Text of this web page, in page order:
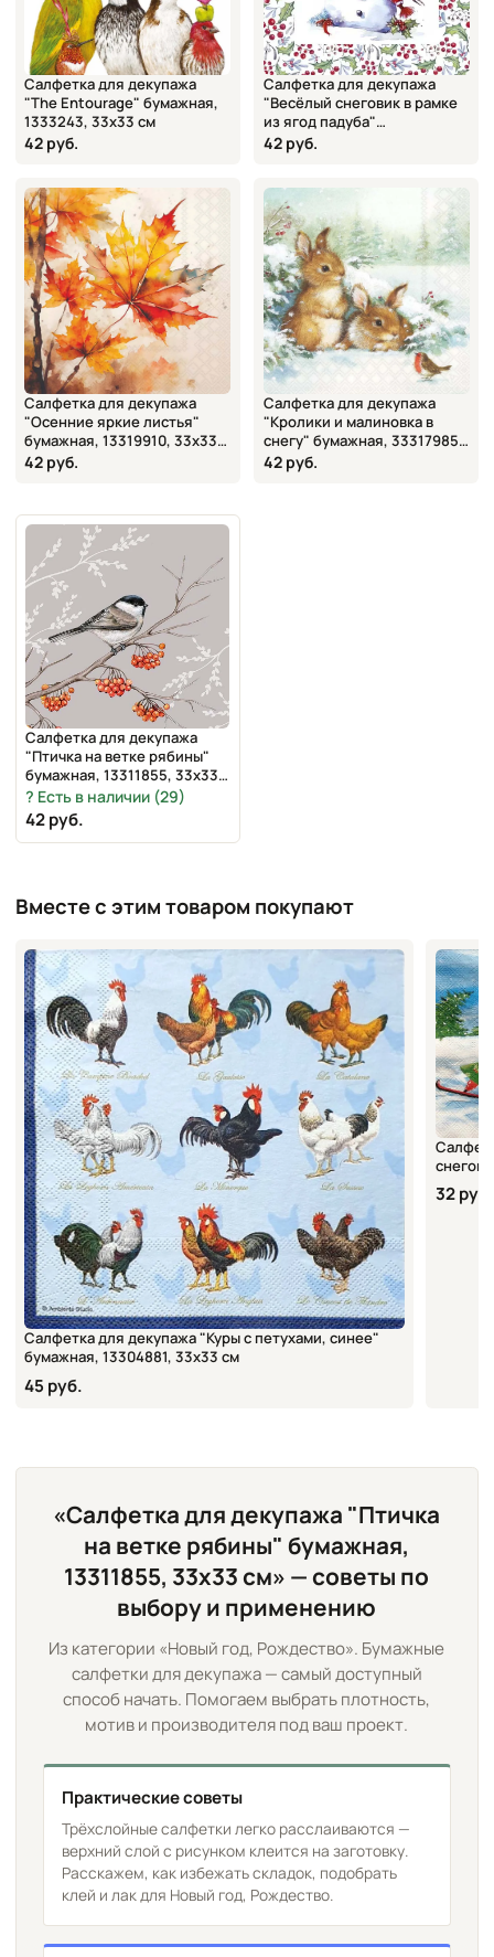
Салфетка для декупажа
"The Entourage" бумажная,
1333243, 33х33 см
42 руб.
Салфетка для декупажа
"Весёлый снеговик в рамке
из ягод падуба"
SDGW024601, 33х33 см
42 руб.
Салфетка для декупажа
"Осенние яркие листья"
бумажная, 13319910, 33х33
см
42 руб.
Салфетка для декупажа
"Кролики и малиновка в
снегу" бумажная, 33317985,
33х33 см
42 руб.
Салфетка для декупажа
"Птичка на ветке рябины"
бумажная, 13311855, 33х33
смЕсть в наличии (29)
42 руб.
Вместе с этим товаром покупают
Салфетка для декупажа "Куры с петухами, синее"
бумажная, 13304881, 33х33 см
45 руб.
32 руб.
«Салфетка для декупажа "Птичка
на ветке рябины" бумажная,
13311855, 33х33 см» — советы по
выбору и применению
Из категории «Новый год, Рождество». Бумажные
салфетки для декупажа — самый доступный
способ начать. Помогаем выбрать плотность,
мотив и производителя под ваш проект.
Практические советы
Трёхслойные салфетки легко расслаиваются —
верхний слой с рисунком клеится на заготовку.
Расскажем, как избежать складок, подобрать
клей и лак для Новый год, Рождество.